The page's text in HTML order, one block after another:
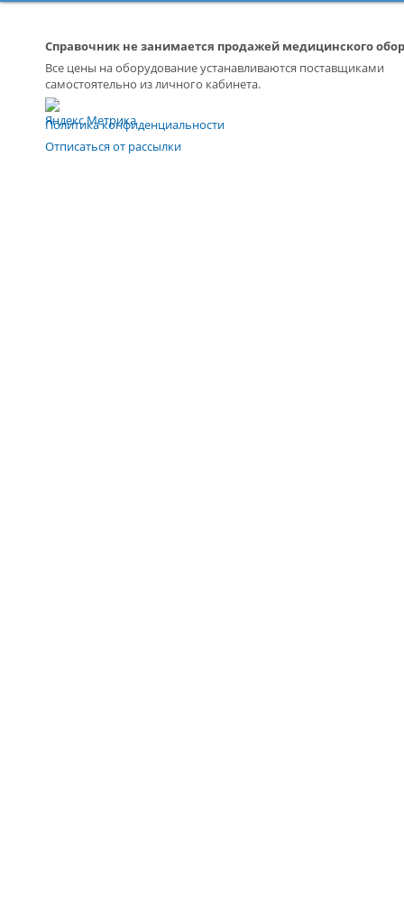
Справочник не занимается продажей медицинского
Все цены на оборудование устанавливаются поставщиками
самостоятельно из личного кабинета.
Политика конфиденциальности
Отписаться от рассылки